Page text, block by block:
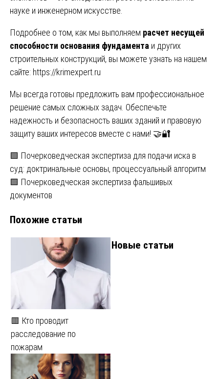
науке и инженерном искусстве.
Подробнее о том, как мы выполняем расчет несущей
способности основания фундамента и других
строительных конструкций, вы можете узнать на нашем
сайте: https://krimexpert.ru
Мы всегда готовы предложить вам профессиональное
решение самых сложных задач. Обеспечьте
надежность и безопасность ваших зданий и правовую
защиту ваших интересов вместе с нами! 🤝🔐
Навигация
по
записям
🟩 Почерковедческая экспертиза для подачи иска в
суд: доктринальные основы, процессуальный алгоритм
🟩 Почерковедческая экспертиза фальшивых
документов
Похожие статьи
🟥 Кто проводит
расследование по
пожарам
Новые статьи